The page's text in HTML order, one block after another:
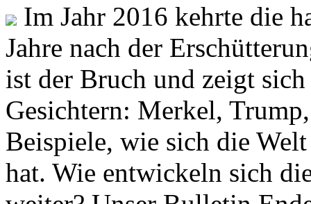
Im Jahr 2016 kehrte die
Jahre nach der
ist der Bruch und zeigt
Gesichtern: Merkel,
Beispiele, wie sich die
hat. Wie entwickeln sich